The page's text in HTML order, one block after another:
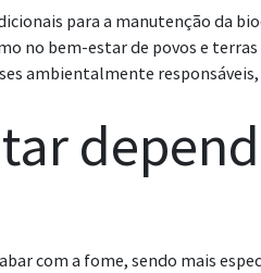
para a manutenção da
no bem-estar de povos e
ambientalmente
com a fome, sendo mais